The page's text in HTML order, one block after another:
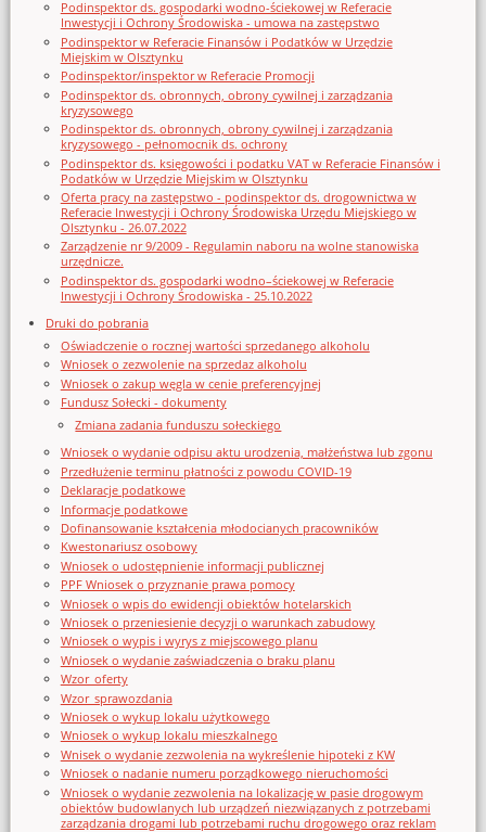
Podinspektor ds. gospodarki wodno-ściekowej w Referacie
Inwestycji i Ochrony Środowiska - umowa na zastępstwo
Podinspektor w Referacie Finansów i Podatków w Urzędzie
Miejskim w Olsztynku
Podinspektor/inspektor w Referacie Promocji
Podinspektor ds. obronnych, obrony cywilnej i zarządzania
kryzysowego
Podinspektor ds. obronnych, obrony cywilnej i zarządzania
kryzysowego - pełnomocnik ds. ochrony
Podinspektor ds. księgowości i podatku VAT w Referacie Finansów i
Podatków w Urzędzie Miejskim w Olsztynku
Oferta pracy na zastępstwo - podinspektor ds. drogownictwa w
Referacie Inwestycji i Ochrony Środowiska Urzędu Miejskiego w
Olsztynku - 26.07.2022
Zarządzenie nr 9/2009 - Regulamin naboru na wolne stanowiska
urzędnicze.
Podinspektor ds. gospodarki wodno–ściekowej w Referacie
Inwestycji i Ochrony Środowiska - 25.10.2022
Druki do pobrania
Oświadczenie o rocznej wartości sprzedanego alkoholu
Wniosek o zezwolenie na sprzedaz alkoholu
Wniosek o zakup węgla w cenie preferencyjnej
Fundusz Sołecki - dokumenty
Zmiana zadania funduszu sołeckiego
Wniosek o wydanie odpisu aktu urodzenia, małżeństwa lub zgonu
Przedłużenie terminu płatności z powodu COVID-19
Deklaracje podatkowe
Informacje podatkowe
Dofinansowanie kształcenia młodocianych pracowników
Kwestonariusz osobowy
Wniosek o udostępnienie informacji publicznej
PPF Wniosek o przyznanie prawa pomocy
Wniosek o wpis do ewidencji obiektów hotelarskich
Wniosek o przeniesienie decyzji o warunkach zabudowy
Wniosek o wypis i wyrys z miejscowego planu
Wniosek o wydanie zaświadczenia o braku planu
Wzor_oferty
Wzor_sprawozdania
Wniosek o wykup lokalu użytkowego
Wniosek o wykup lokalu mieszkalnego
Wnisek o wydanie zezwolenia na wykreślenie hipoteki z KW
Wniosek o nadanie numeru porządkowego nieruchomości
Wniosek o wydanie zezwolenia na lokalizację w pasie drogowym
obiektów budowlanych lub urządzeń niezwiązanych z potrzebami
zarządzania drogami lub potrzebami ruchu drogowego oraz reklam